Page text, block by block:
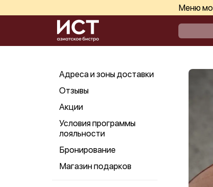
Меню
Адреса и зоны доставки
Отзывы
Акции
Условия программы
лояльности
Бронирование
Магазин подарков